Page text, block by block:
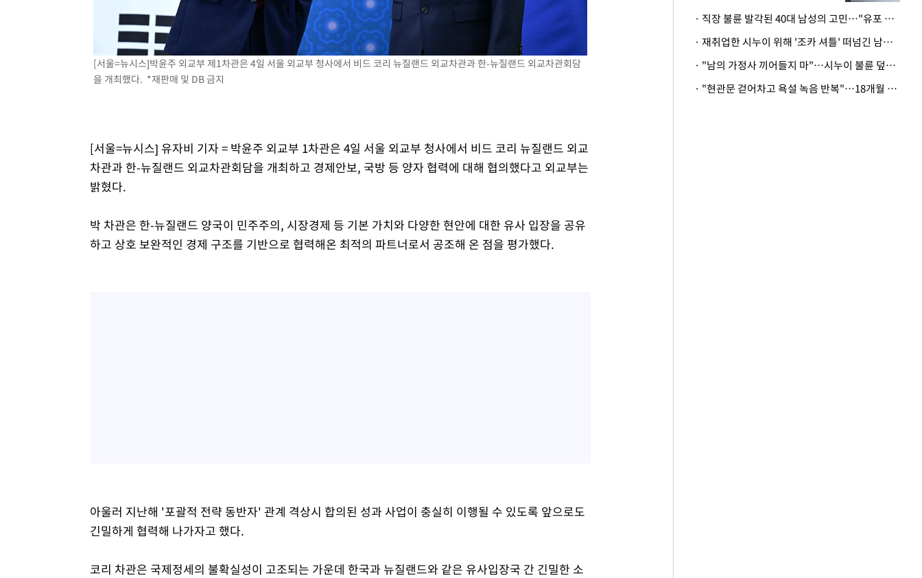
[서울=뉴시스]박윤주 외교부 제1차관은 4일 서울 외교부 청사에서 비드 코리 뉴질랜드 외교차관과 한-뉴질랜드 외교차관회담
을 개최했다. *재판매 및 DB 금지
[서울=뉴시스] 유자비 기자 = 박윤주 외교부 1차관은 4일 서울 외교부 청사에서 비드 코리 뉴질랜드 외교
차관과 한-뉴질랜드 외교차관회담을 개최하고 경제안보, 국방 등 양자 협력에 대해 협의했다고 외교부는
밝혔다.
박 차관은 한-뉴질랜드 양국이 민주주의, 시장경제 등 기본 가치와 다양한 현안에 대한 유사 입장을 공유
하고 상호 보완적인 경제 구조를 기반으로 협력해온 최적의 파트너로서 공조해 온 점을 평가했다.
아울러 지난해 '포괄적 전략 동반자' 관계 격상시 합의된 성과 사업이 충실히 이행될 수 있도록 앞으로도
긴밀하게 협력해 나가자고 했다.
코리 차관은 국제정세의 불확실성이 고조되는 가운데 한국과 뉴질랜드와 같은 유사입장국 간 긴밀한 소
· 직장 불륜 발각된 40대 남성의 고민…"유포 동료 명예훼손·협박죄 고소 가능할까"
· 재취업한 시누이 위해 '조카 셔틀' 떠넘긴 남편…아내 "난 못한다"
· "남의 가정사 끼어들지 마"…시누이 불륜 덮으려는 남편에 억울한 아내
· "현관문 걷어차고 욕설 녹음 반복"…18개월 아기 키우는 집 뒤흔든 '앞집의 비극'